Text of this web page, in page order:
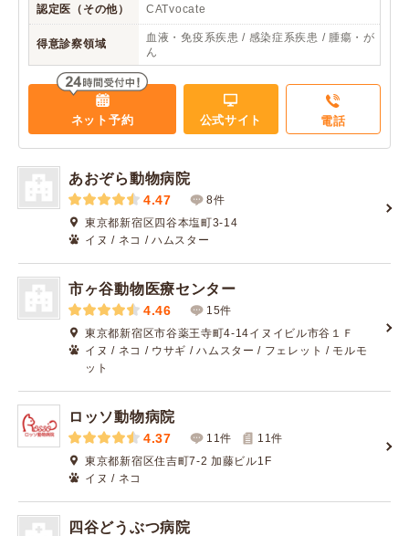
認定医（その他） CATvocate
得意診察領域
血液・免疫系疾患 / 感染症系疾患 / 腫瘍・が
ん
ネット予約 公式サイト 電話
あおぞら動物病院
4.47
8件
東京都新宿区四谷本塩町3-14
イヌ / ネコ / ハムスター
市ヶ谷動物医療センター
4.46
15件
東京都新宿区市谷薬王寺町4-14イヌイビル市谷１Ｆ
イヌ / ネコ / ウサギ / ハムスター / フェレット / モルモ
ット
ロッソ動物病院
4.37 11件 11件
東京都新宿区住吉町7-2 加藤ビル1F
イヌ / ネコ
四谷どうぶつ病院